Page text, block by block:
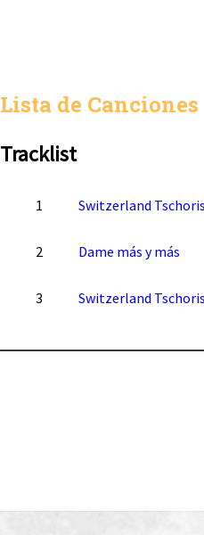
Lista de Canciones
Tracklist
1 Switzerland
2 Dame más y más
3 Switzerland